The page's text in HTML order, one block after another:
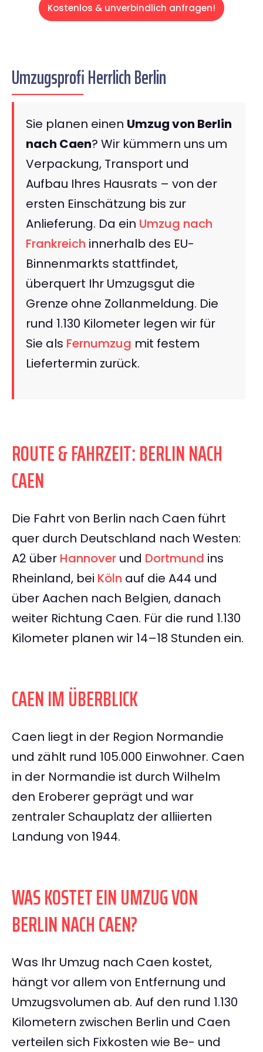
Kostenlos & unverbindlich anfragen!
Umzugsprofi Herrlich Berlin
Sie planen einen Umzug von Berlin
nach Caen? Wir kümmern uns um
Verpackung, Transport und
Aufbau Ihres Hausrats – von der
ersten Einschätzung bis zur
Anlieferung. Da ein Umzug nach
Frankreich innerhalb des EU-
Binnenmarkts stattfindet,
überquert Ihr Umzugsgut die
Grenze ohne Zollanmeldung. Die
rund 1.130 Kilometer legen wir für
Sie als Fernumzug mit festem
Liefertermin zurück.
ROUTE & FAHRZEIT: BERLIN NACH
CAEN
Die Fahrt von Berlin nach Caen führt
quer durch Deutschland nach Westen:
A2 über Hannover und Dortmund ins
Rheinland, bei Köln auf die A44 und
über Aachen nach Belgien, danach
weiter Richtung Caen. Für die rund 1.130
Kilometer planen wir 14–18 Stunden ein.
CAEN IM ÜBERBLICK
Caen liegt in der Region Normandie
und zählt rund 105.000 Einwohner. Caen
in der Normandie ist durch Wilhelm
den Eroberer geprägt und war
zentraler Schauplatz der alliierten
Landung von 1944.
WAS KOSTET EIN UMZUG VON
BERLIN NACH CAEN?
Was Ihr Umzug nach Caen kostet,
hängt vor allem von Entfernung und
Umzugsvolumen ab. Auf den rund 1.130
Kilometern zwischen Berlin und Caen
verteilen sich Fixkosten wie Be- und